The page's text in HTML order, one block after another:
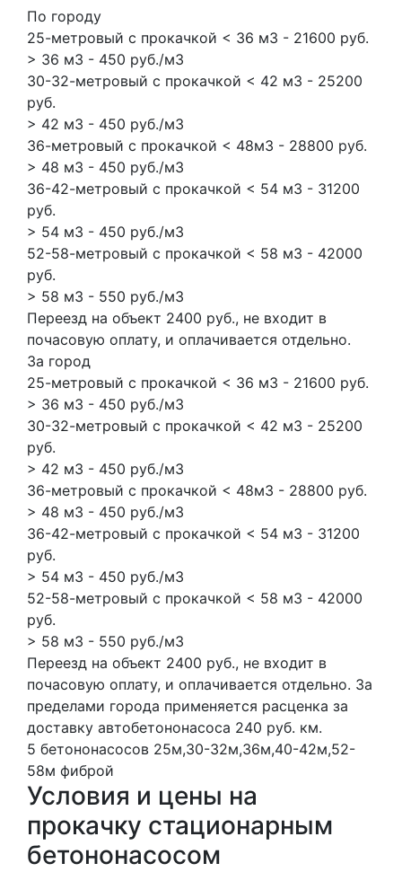
По городу
25-метровый с прокачкой < 36 м3 - 21600 руб.
> 36 м3 - 450 руб./м3
30-32-метровый с прокачкой < 42 м3 - 25200
руб.
> 42 м3 - 450 руб./м3
36-метровый с прокачкой < 48м3 - 28800 руб.
> 48 м3 - 450 руб./м3
36-42-метровый с прокачкой < 54 м3 - 31200
руб.
> 54 м3 - 450 руб./м3
52-58-метровый с прокачкой < 58 м3 - 42000
руб.
> 58 м3 - 550 руб./м3
Переезд на объект 2400 руб., не входит в
почасовую оплату, и оплачивается отдельно.
За город
25-метровый с прокачкой < 36 м3 - 21600 руб.
> 36 м3 - 450 руб./м3
30-32-метровый с прокачкой < 42 м3 - 25200
руб.
> 42 м3 - 450 руб./м3
36-метровый с прокачкой < 48м3 - 28800 руб.
> 48 м3 - 450 руб./м3
36-42-метровый с прокачкой < 54 м3 - 31200
руб.
> 54 м3 - 450 руб./м3
52-58-метровый с прокачкой < 58 м3 - 42000
руб.
> 58 м3 - 550 руб./м3
Переезд на объект 2400 руб., не входит в
почасовую оплату, и оплачивается отдельно. За
пределами города применяется расценка за
доставку автобетононасоса 240 руб. км.
5 бетононасосов 25м,30-32м,36м,40-42м,52-
58м фиброй
Условия и цены на
прокачку стационарным
бетононасосом